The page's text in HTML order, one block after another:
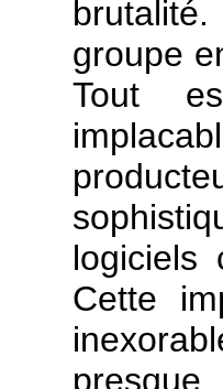
groupe
Tout
logiciels
Cette